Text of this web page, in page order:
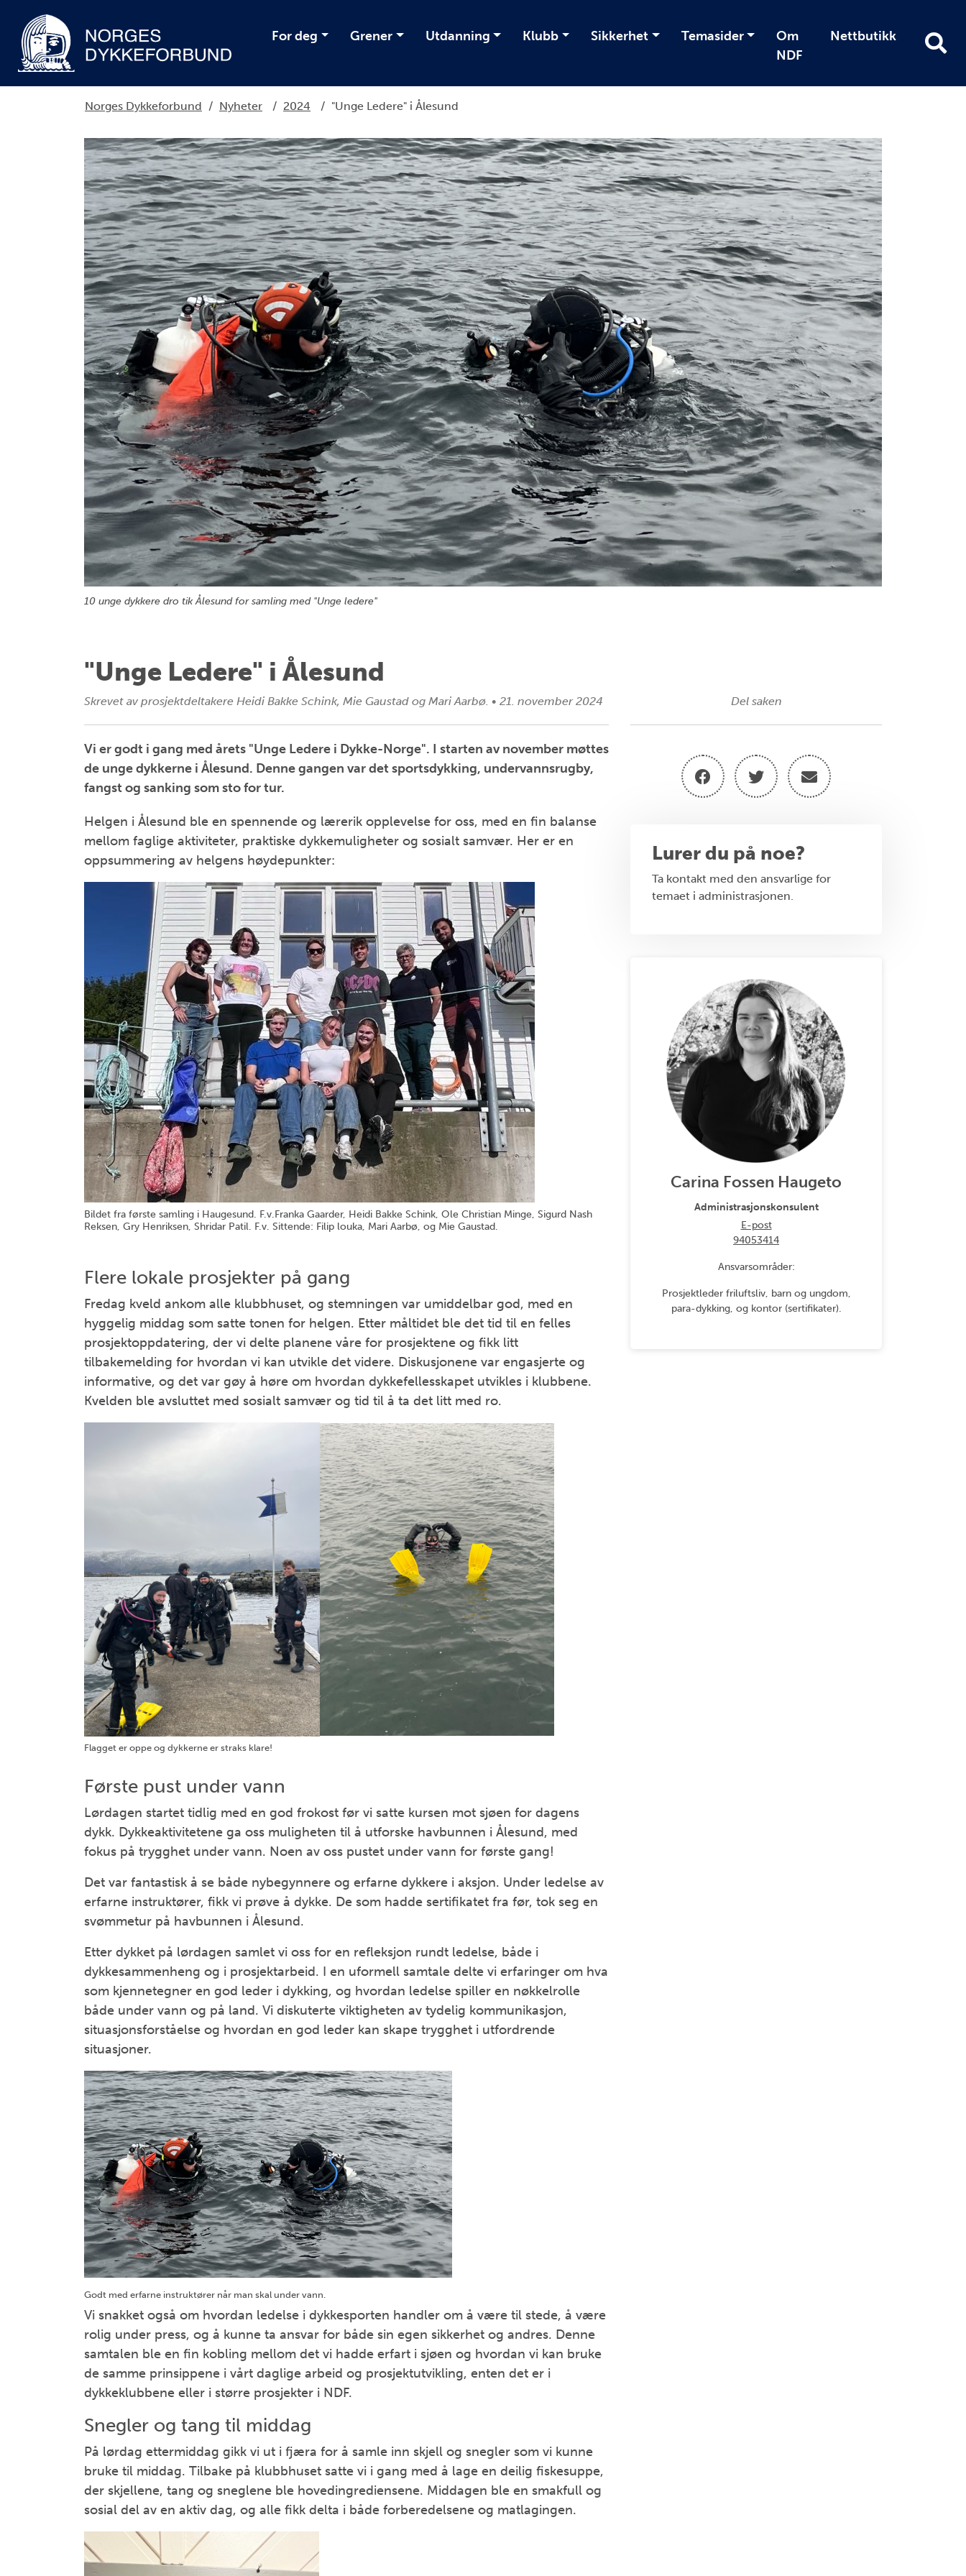
For deg Grener Utdanning Klubb Sikkerhet Temasider
Om
NDF
Nettbutikk
Norges Dykkeforbund / Nyheter / 2024 / "Unge Ledere" i Ålesund
10 unge dykkere dro tik Ålesund for samling med "Unge ledere"
"Unge Ledere" i Ålesund
Skrevet av prosjektdeltakere Heidi Bakke Schink, Mie Gaustad og Mari Aarbø. • 21. november 2024
Vi er godt i gang med årets "Unge Ledere i Dykke-Norge". I starten av november møttes
de unge dykkerne i Ålesund. Denne gangen var det sportsdykking, undervannsrugby,
fangst og sanking som sto for tur.
Helgen i Ålesund ble en spennende og lærerik opplevelse for oss, med en fin balanse
mellom faglige aktiviteter, praktiske dykkemuligheter og sosialt samvær. Her er en
oppsummering av helgens høydepunkter:
Bildet fra første samling i Haugesund. F.v.Franka Gaarder, Heidi Bakke Schink, Ole Christian Minge, Sigurd Nash
Reksen, Gry Henriksen, Shridar Patil. F.v. Sittende: Filip louka, Mari Aarbø, og Mie Gaustad.
Flere lokale prosjekter på gang
Fredag kveld ankom alle klubbhuset, og stemningen var umiddelbar god, med en
hyggelig middag som satte tonen for helgen. Etter måltidet ble det tid til en felles
prosjektoppdatering, der vi delte planene våre for prosjektene og fikk litt
tilbakemelding for hvordan vi kan utvikle det videre. Diskusjonene var engasjerte og
informative, og det var gøy å høre om hvordan dykkefellesskapet utvikles i klubbene.
Kvelden ble avsluttet med sosialt samvær og tid til å ta det litt med ro.
Flagget er oppe og dykkerne er straks klare!
Første pust under vann
Lørdagen startet tidlig med en god frokost før vi satte kursen mot sjøen for dagens
dykk. Dykkeaktivitetene ga oss muligheten til å utforske havbunnen i Ålesund, med
fokus på trygghet under vann. Noen av oss pustet under vann for første gang!
Det var fantastisk å se både nybegynnere og erfarne dykkere i aksjon. Under ledelse av
erfarne instruktører, fikk vi prøve å dykke. De som hadde sertifikatet fra før, tok seg en
svømmetur på havbunnen i Ålesund.
Etter dykket på lørdagen samlet vi oss for en refleksjon rundt ledelse, både i
dykkesammenheng og i prosjektarbeid. I en uformell samtale delte vi erfaringer om hva
som kjennetegner en god leder i dykking, og hvordan ledelse spiller en nøkkelrolle
både under vann og på land. Vi diskuterte viktigheten av tydelig kommunikasjon,
situasjonsforståelse og hvordan en god leder kan skape trygghet i utfordrende
situasjoner.
Godt med erfarne instruktører når man skal under vann.
Vi snakket også om hvordan ledelse i dykkesporten handler om å være til stede, å være
rolig under press, og å kunne ta ansvar for både sin egen sikkerhet og andres. Denne
samtalen ble en fin kobling mellom det vi hadde erfart i sjøen og hvordan vi kan bruke
de samme prinsippene i vårt daglige arbeid og prosjektutvikling, enten det er i
dykkeklubbene eller i større prosjekter i NDF.
Snegler og tang til middag
På lørdag ettermiddag gikk vi ut i fjæra for å samle inn skjell og snegler som vi kunne
bruke til middag. Tilbake på klubbhuset satte vi i gang med å lage en deilig fiskesuppe,
der skjellene, tang og sneglene ble hovedingrediensene. Middagen ble en smakfull og
sosial del av en aktiv dag, og alle fikk delta i både forberedelsene og matlagingen.
Del saken
Lurer du på noe?
Ta kontakt med den ansvarlige for
temaet i administrasjonen.
Carina Fossen Haugeto
Administrasjonskonsulent
E-post
94053414
Ansvarsområder:
Prosjektleder friluftsliv, barn og ungdom,
para-dykking, og kontor (sertifikater).